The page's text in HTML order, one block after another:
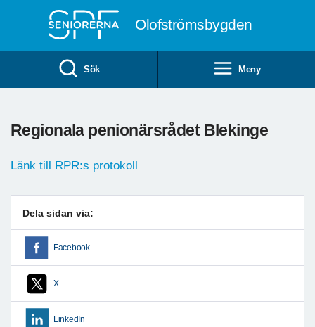
Olofströmsbygden
Sök Meny
Regionala penionärsrådet Blekinge
Länk till RPR:s protokoll
Dela sidan via:
Facebook
X
LinkedIn